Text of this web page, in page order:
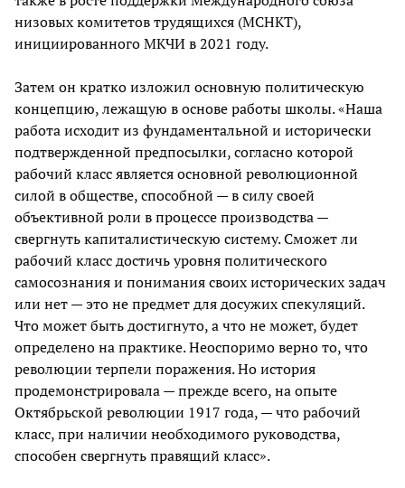
низовых комитетов трудящихся (МСНКТ),
инициированного МКЧИ в 2021 году.
Затем он кратко изложил основную политическую
концепцию, лежащую в основе работы школы. «Наша
работа исходит из фундаментальной и исторически
подтвержденной предпосылки, согласно которой
рабочий класс является основной революционной
силой в обществе, способной — в силу своей
объективной роли в процессе производства —
свергнуть капиталистическую систему. Сможет ли
рабочий класс достичь уровня политического
самосознания и понимания своих исторических задач
или нет — это не предмет для досужих спекуляций.
Что может быть достигнуто, а что не может, будет
определено на практике. Неоспоримо верно то, что
революции терпели поражения. Но история
продемонстрировала — прежде всего, на опыте
Октябрьской революции 1917 года, — что рабочий
класс, при наличии необходимого руководства,
способен свергнуть правящий класс».